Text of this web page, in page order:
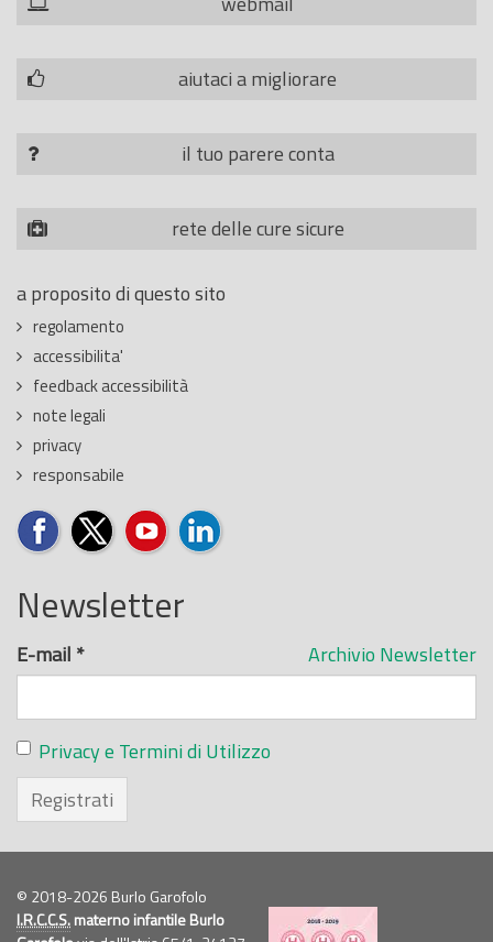
aiutaci a migliorare
il tuo parere conta
rete delle cure sicure
a proposito di questo sito
regolamento
accessibilita'
feedback accessibilità
note legali
privacy
responsabile
Newsletter
Archivio Newsletter
E-mail *
Privacy e Termini di Utilizzo
Registrati
© 2018-2026 Burlo Garofolo
I.R.C.C.S.materno infantile Burlo